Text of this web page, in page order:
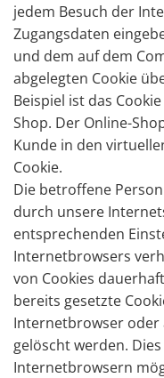
jedem Besuch der
Zugangsdaten
und dem auf dem
abgelegten Cookie
Beispiel ist das
Shop. Der Online-
Kunde in den
Cookie.
Die betroffene
durch unsere
entsprechenden
Internetbrowsers
von Cookies
bereits gesetzte
Internetbrowser
gelöscht werden.
Internetbrowsern